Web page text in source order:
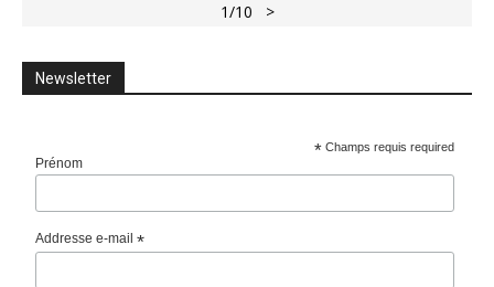
1/10 >
Newsletter
* Champs requis required
Prénom
Addresse e-mail*